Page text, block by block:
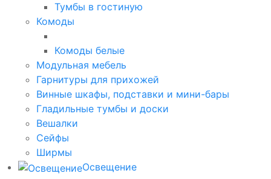
Тумбы в гостиную
Комоды
Комоды белые
Модульная мебель
Гарнитуры для прихожей
Винные шкафы, подставки и мини-бары
Гладильные тумбы и доски
Вешалки
Сейфы
Ширмы
Освещение